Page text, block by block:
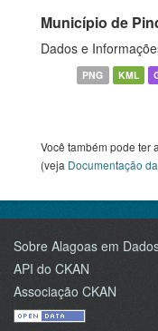
Município de
Dados e
PNG KML
Você também pode ter
(veja Documentação
Sobre Alagoas em
API do CKAN
Associação CKAN